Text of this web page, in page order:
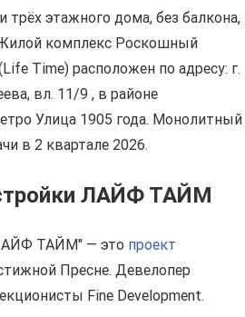
этажного дома, без балкона,
комплекс Роскошный
Time) расположен по адресу: г.
вл. 11/9 , в районе
Улица 1905 года. Монолитный
в 2 квартале 2026.
ЛАЙФ ТАЙМ
ТАЙМ" — это проект
Пресне. Девелопер
Fine Development.